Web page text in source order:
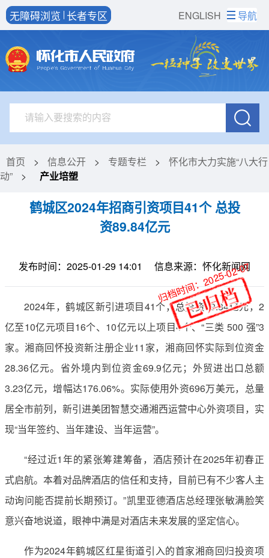
ENGLISH
无障碍浏览 长者专区 导航
首页 > 信息公开 > 专题专栏 >
怀化市大力实施“八大行
动”
> 产业培塑
鹤城区2024年招商引资项目41个 总投
资89.84亿元
发布时间：2025-01-29 14:01 信息来源：怀化新闻网
2024年，鹤城区新引进项目41个，总投资89.84亿元，2
亿至10亿元项目16个、10亿元以上项目4个、“三类 500 强”3
家。湘商回怀投资新注册企业11家，湘商回怀实际到位资金
28.36亿元。省外境内到位资金69.9亿元；外贸进出口总额
3.23亿元，增幅达176.06%。实际使用外资696万美元，总量
居全市前列，新引进美团智慧交通湘西运营中心外资项目，实
现“当年签约、当年建设、当年运营”。
“经过近1年的紧张筹建筹备，酒店预计在2025年初春正
式启航。本着对品牌酒店的信任和支持，目前已有不少客人主
动询问能否提前长期预订。”凯里亚德酒店总经理张敏满脸笑
意兴奋地说道，眼神中满是对酒店未来发展的坚定信心。
作为2024年鹤城区红星街道引入的首家湘商回归投资项
归档时间：2025-02-07